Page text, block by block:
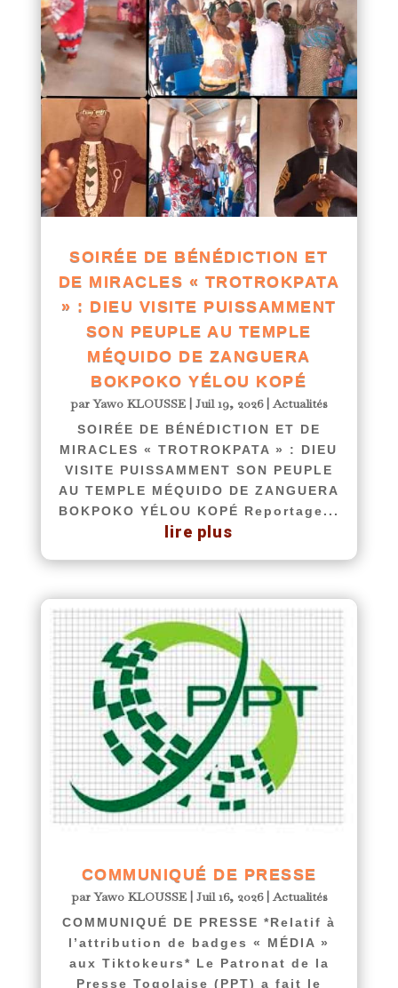
SOIRÉE DE BÉNÉDICTION ET
DE MIRACLES « TROTROKPATA
» : DIEU VISITE PUISSAMMENT
SON PEUPLE AU TEMPLE
MÉQUIDO DE ZANGUERA
BOKPOKO YÉLOU KOPÉ
parYawo KLOUSSE| Juil 19, 2026| Actualités
SOIRÉE DE BÉNÉDICTION ET DE
MIRACLES « TROTROKPATA » : DIEU
VISITE PUISSAMMENT SON PEUPLE
AU TEMPLE MÉQUIDO DE ZANGUERA
BOKPOKO YÉLOU KOPÉ Reportage...
lire plus
COMMUNIQUÉ DE PRESSE
parYawo KLOUSSE| Juil 16, 2026|Actualités
COMMUNIQUÉ DE PRESSE *Relatif à
l’attribution de badges « MÉDIA »
aux Tiktokeurs* Le Patronat de la
Presse Togolaise (PPT) a fait le